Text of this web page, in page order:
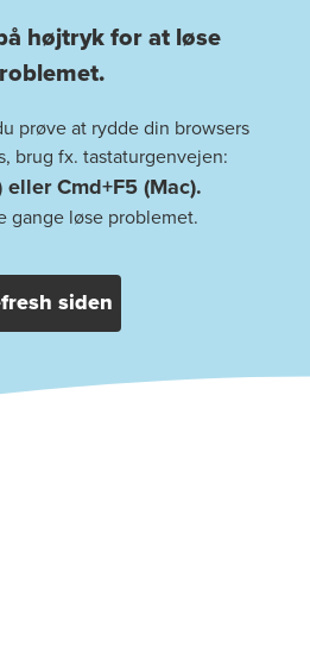
højtryk for at løse
prøve at rydde din browsers
brug fx. tastaturgenvejen:
eller Cmd+F5 (Mac).
gange løse problemet.
siden